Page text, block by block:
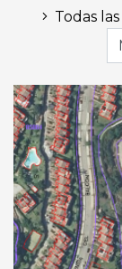
Todas